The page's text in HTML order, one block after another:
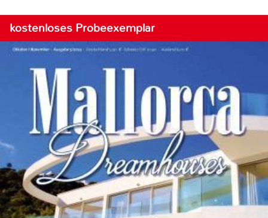
kostenloses Probeexemplar